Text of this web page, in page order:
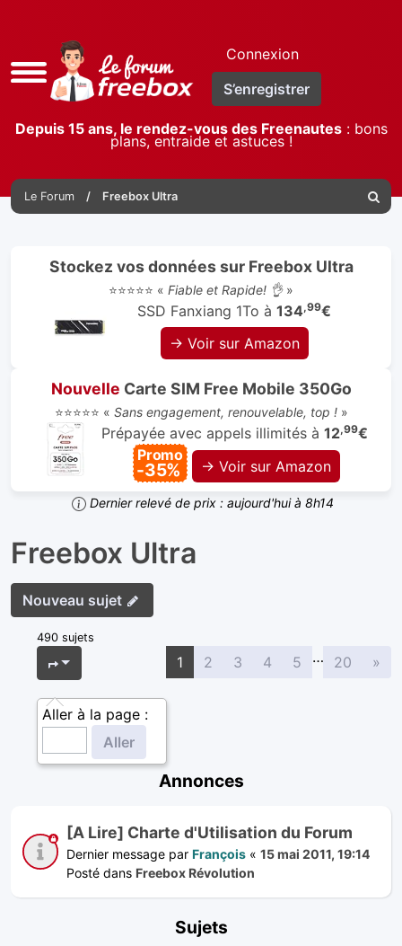
Accès
rapide
Connexion
S’enregistrer
Depuis 15 ans, le rendez-vous des Freenautes: bons
plans, entraide et astuces !
Le Forum Freebox Ultra
Stockez vos données sur Freebox Ultra
⭐⭐⭐⭐⭐ « Fiable et Rapide! 👌»
SSD Fanxiang 1To à 134,99€
→ Voir sur Amazon
Nouvelle Carte SIM Free Mobile 350Go
⭐⭐⭐⭐⭐ « Sans engagement, renouvelable, top !»
Prépayée avec appels illimités à 12,99€
Promo
-35% → Voir sur Amazon
Dernier relevé de prix : aujourd'hui à 8h14
Freebox Ultra
Nouveau sujet
490 sujets
Page
Aller à la page :
1 2 3 4 5 … 20 »
Annonces
[A Lire] Charte d'Utilisation du Forum
Dernier message par François « 15 mai 2011, 19:14
Posté dans Freebox Révolution
Sujets